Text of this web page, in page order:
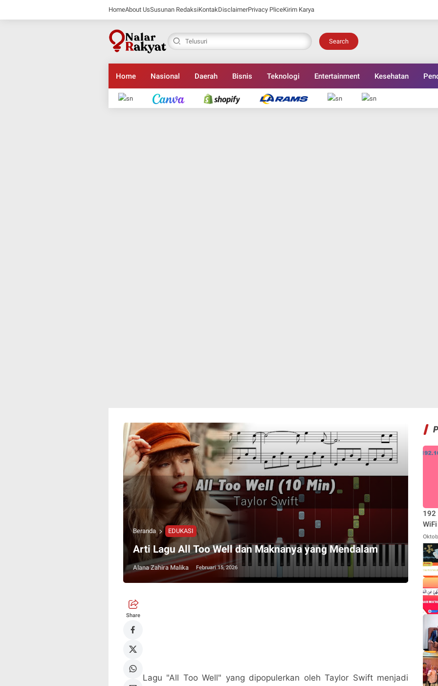
HomeAbout UsSusunan RedaksiKontakDisclaimerPrivacy PliceKirim Karya
Search
Home Nasional Daerah Bisnis Teknologi Entertainment Kesehatan
Beranda EDUKASI
Arti Lagu All Too Well dan Maknanya yang Mendalam
Alana Zahira Malika Februari 15, 2026
Share
Lagu "All Too Well" yang dipopulerkan oleh Taylor Swift menjadi
192